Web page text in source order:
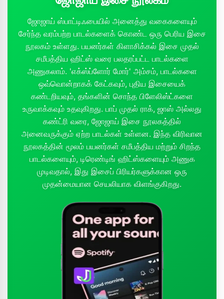
ஜோஜாய் ஸ்பாட்டிஃபையில் அனைத்து வகைகளையும்
சேர்ந்த வரம்பற்ற பாடல்களைக் கொண்ட ஒரு பெரிய இசை
நூலகம் உள்ளது. பயனர்கள் கிளாசிக்கல் இசை முதல்
சமீபத்திய ஹிட்ஸ் வரை பலதரப்பட்ட பாடல்களை
அணுகலாம். 'எக்ஸ்ப்ளோர் மோர்' அம்சம், பாடல்களை
ஒவ்வொன்றாகக் கேட்கவும், புதிய இசையைக்
கண்டறியவும், தங்களின் சொந்த பிளேலிஸ்ட்களை
உருவாக்கவும் உதவுகிறது. பாப் முதல் ராக், ஜாஸ் அல்லது
கண்ட்ரி வரை, ஜோஜாய் இசை நூலகத்தில்
அனைவருக்கும் ஏற்ற பாடல்கள் உள்ளன. இந்த விரிவான
நூலகத்தின் மூலம் பயனர்கள் சமீபத்திய மற்றும் சிறந்த
பாடல்களையும், டிரெண்டிங் ஹிட்ஸ்களையும் அணுக
முடிவதால், இது இசைப் பிரியர்களுக்கான ஒரு
முதன்மையான செயலியாக விளங்குகிறது.